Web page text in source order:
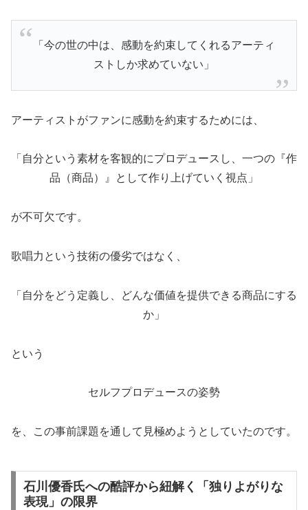
「今の世の中は、感動を約束してくれるアーティ
ストしか求めていない」
アーティストがファンに感動を約束するためには、
「自分という素材を客観的にプロデュースし、一つの『作
品（商品）』として作り上げていく視点」
が不可欠です。
歌唱力という技術の優劣ではなく、
「自分をどう定義し、どんな価値を提供できる商品にする
か」
という
セルフプロデュースの姿勢
を、この事前課題を通して見極めようとしていたのです。
石川優香氏への酷評から紐解く「独りよがりな
表現」の限界